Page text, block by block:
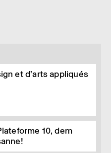
et d’arts appliqués
10, dem